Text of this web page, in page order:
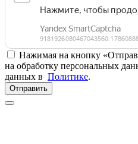
Нажимая на кнопку
на обработку персональных
данных в Политике.
Отправить